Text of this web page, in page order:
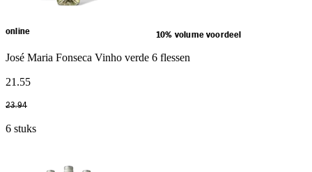
online 10% volume voordeel
José Maria Fonseca Vinho verde 6 flessen
21 .55
23.94
6 stuks